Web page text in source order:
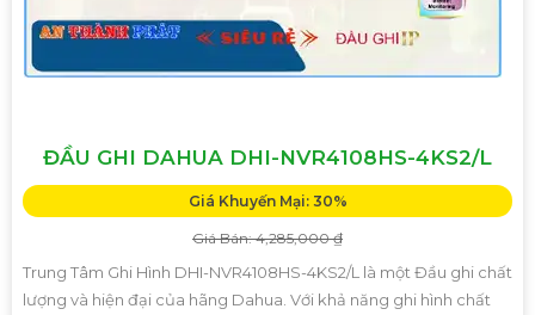
ĐẦU GHI DAHUA DHI-NVR4108HS-4KS2/L
Giá Khuyến Mại: 30%
Giá Bán: 4,285,000 ₫
Trung Tâm Ghi Hình DHI-NVR4108HS-4KS2/L là một Đầu ghi chất
lượng và hiện đại của hãng Dahua. Với khả năng ghi hình chất